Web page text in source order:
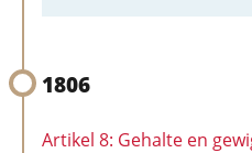
1806
Artikel 8: Gehalte en